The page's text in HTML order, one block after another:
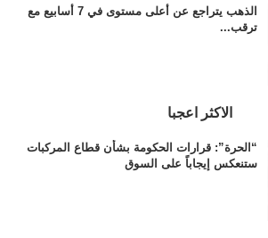
الذهب يتراجع عن أعلى مستوى في 7 أسابيع مع
ترقب...
الاكثر اعجبا
“الحرة”: قرارات الحكومة بشأن قطاع المركبات
ستنعكس إيجاباً على السوق